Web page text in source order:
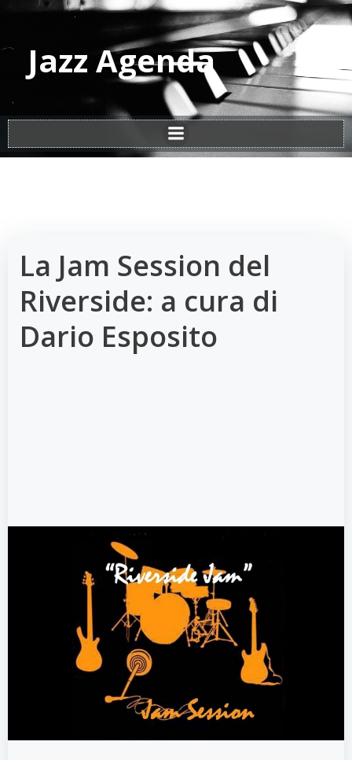
Vai
al
contenuto
Jazz Agenda
La Jam Session del
Riverside: a cura di
Dario Esposito